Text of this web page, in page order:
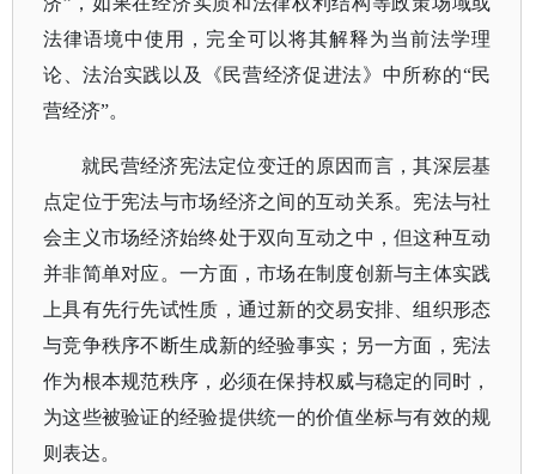
法律语境中使用，完全可以将其解释为当前法学理
论、法治实践以及《民营经济促进法》中所称的“民
营经济”。
就民营经济宪法定位变迁的原因而言，其深层基
点定位于宪法与市场经济之间的互动关系。宪法与社
会主义市场经济始终处于双向互动之中，但这种互动
并非简单对应。一方面，市场在制度创新与主体实践
上具有先行先试性质，通过新的交易安排、组织形态
与竞争秩序不断生成新的经验事实；另一方面，宪法
作为根本规范秩序，必须在保持权威与稳定的同时，
为这些被验证的经验提供统一的价值坐标与有效的规
则表达。